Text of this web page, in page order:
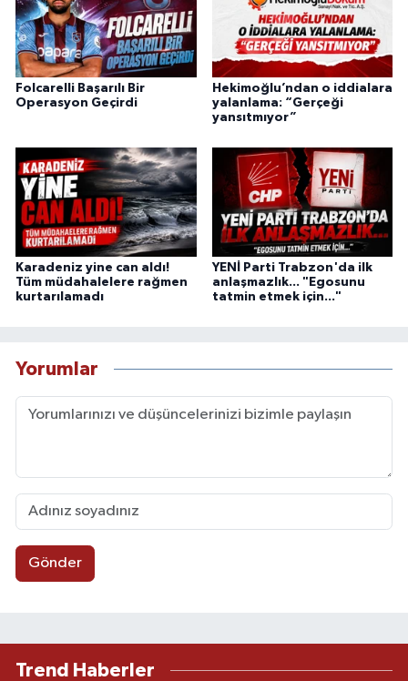
Folcarelli Başarılı Bir
Operasyon Geçirdi
Hekimoğlu’ndan o iddialara
yalanlama: “Gerçeği
yansıtmıyor”
Karadeniz yine can aldı!
Tüm müdahalelere rağmen
kurtarılamadı
YENİ Parti Trabzon'da ilk
anlaşmazlık... "Egosunu
tatmin etmek için..."
Yorumlar
Gönder
Trend Haberler